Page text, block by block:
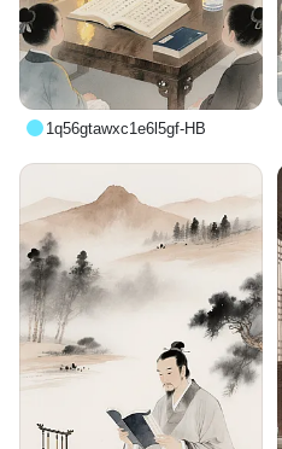
1q56gtawxc1e6l5gf-HB